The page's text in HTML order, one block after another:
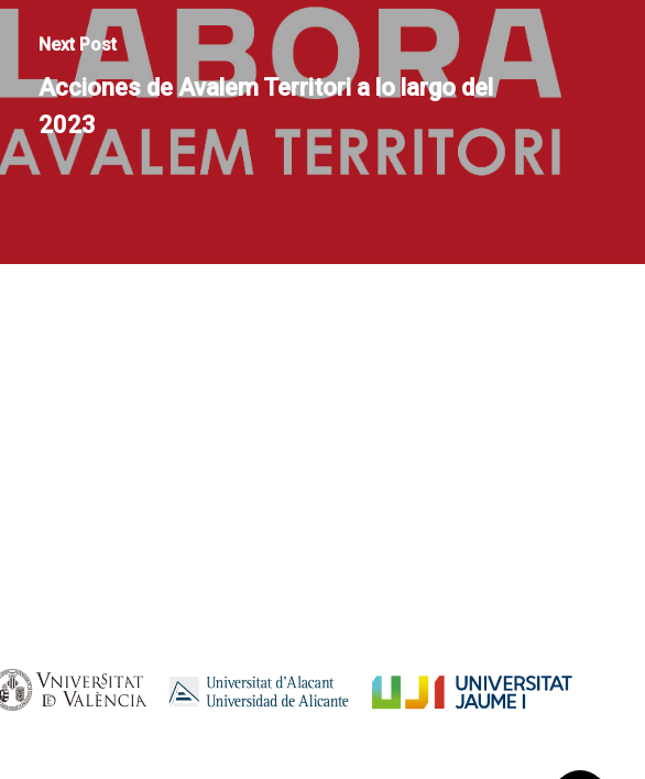
Next Post
Acciones de Avalem Territori a lo largo del
2023